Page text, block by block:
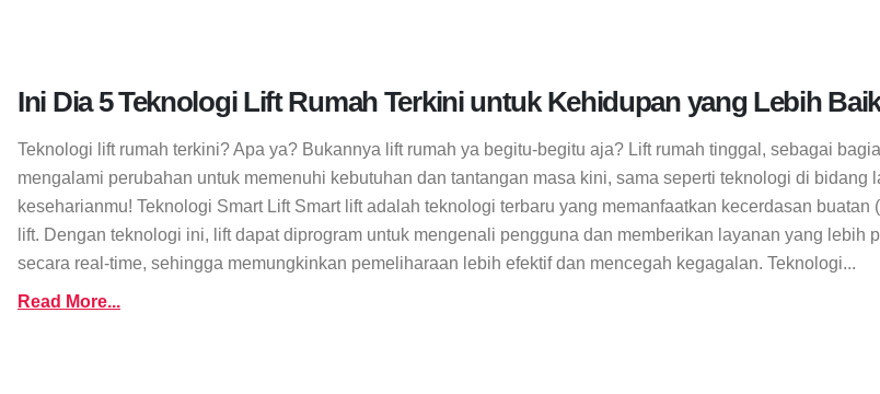
Ini Dia 5 Teknologi Lift Rumah Terkini untuk Kehidupan yang Lebih
Teknologi lift rumah terkini? Apa ya? Bukannya lift rumah ya begitu-begitu aja? Lift rumah tinggal, sebagai
mengalami perubahan untuk memenuhi kebutuhan dan tantangan masa kini, sama seperti teknologi di
keseharianmu! Teknologi Smart Lift Smart lift adalah teknologi terbaru yang memanfaatkan kecerdasan
lift. Dengan teknologi ini, lift dapat diprogram untuk mengenali pengguna dan memberikan layanan yang
secara real-time, sehingga memungkinkan pemeliharaan lebih efektif dan mencegah kegagalan. Teknologi...
Read More...